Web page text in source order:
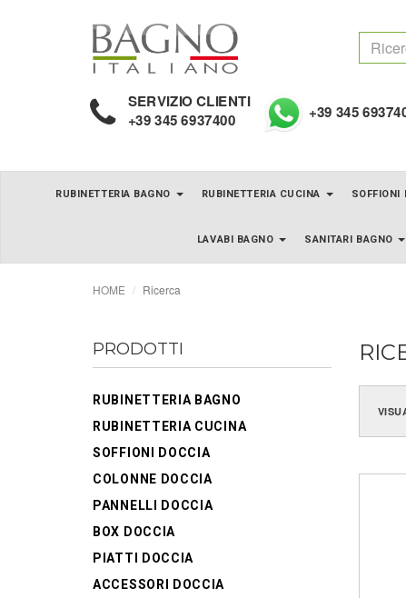
SERVIZIO CLIENTI
+39 345 6937400 +39 345
RUBINETTERIA BAGNO RUBINETTERIA CUCINA SOFFIONI
LAVABI BAGNO SANITARI BAGNO
HOME Ricerca
PRODOTTI
RUBINETTERIA BAGNO
RUBINETTERIA CUCINA
SOFFIONI DOCCIA
COLONNE DOCCIA
PANNELLI DOCCIA
BOX DOCCIA
PIATTI DOCCIA
ACCESSORI DOCCIA